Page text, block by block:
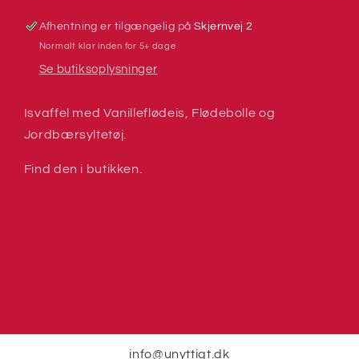
Afhentning er tilgængelig på Skjernvej 2
Normalt klar inden for 5+ dage
Se butiksoplysninger
Isvaffel med Vanilleflødeis, Flødebolle og
Jordbærsyltetøj.
Find den i butikken.
info@unyttigt.dk